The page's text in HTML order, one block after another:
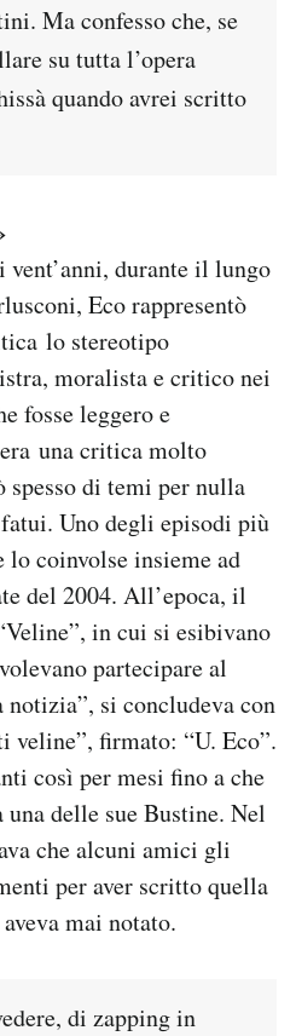
Ma confesso che, se
su tutta l’opera
quando avrei scritto
durante il lungo
Eco rappresentò
lo stereotipo
moralista e critico nei
fosse leggero e
una critica molto
spesso di temi per nulla
Uno degli episodi più
coinvolse insieme ad
del 2004. All’epoca, il
in cui si esibivano
partecipare al
si concludeva con
veline”, firmato: “U. Eco”.
così per mesi fino a che
delle sue Bustine. Nel
che alcuni amici gli
per aver scritto quella
mai notato.
di zapping in